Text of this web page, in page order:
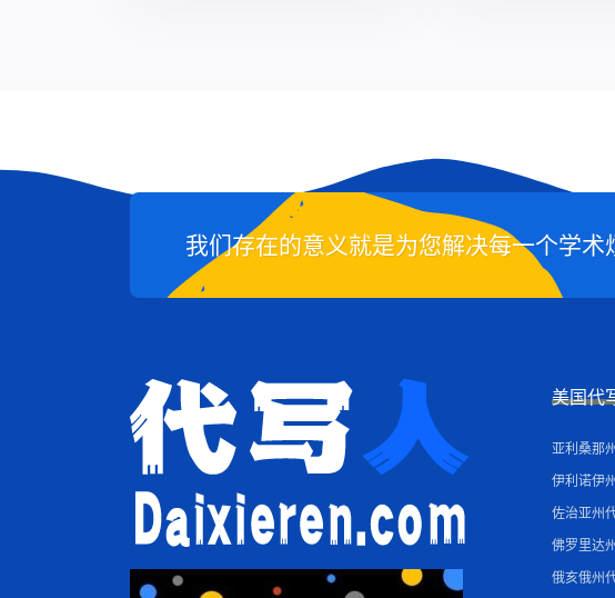
我们存在的意义就是为您解决每一个学术
美国代
亚利桑那
伊利诺伊
佐治亚州
佛罗里达
俄亥俄州